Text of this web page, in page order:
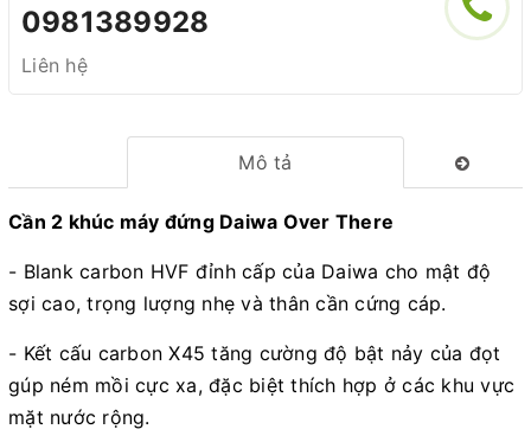
0981389928
Liên hệ
Mô tả
Cần 2 khúc máy đứng Daiwa Over There
- Blank carbon HVF đỉnh cấp của Daiwa cho mật độ
sợi cao, trọng lượng nhẹ và thân cần cứng cáp.
- Kết cấu carbon X45 tăng cường độ bật nảy của đọt
gúp ném mồi cực xa, đặc biệt thích hợp ở các khu vực
mặt nước rộng.